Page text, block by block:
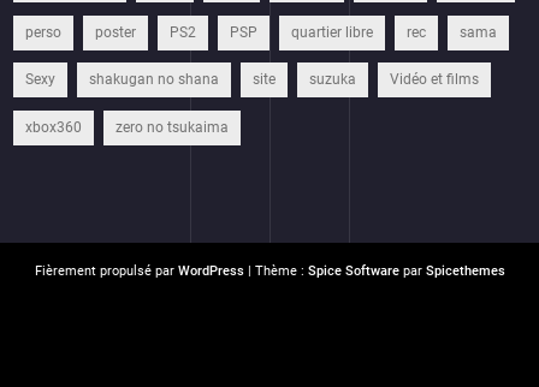
perso poster PS2 PSP quartier libre rec sama
Sexy shakugan no shana site suzuka Vidéo et films
xbox360 zero no tsukaima
Fièrement propulsé par WordPress| Thème : Spice Softwarepar Spicethemes